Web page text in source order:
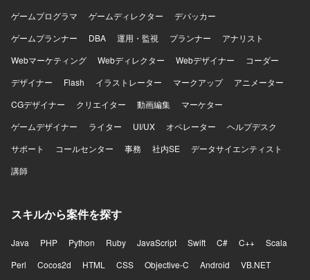
ゲームプログラマ
ゲームディレクター
デバッカー
ゲームプランナー
DBA 運用・監視 プランナー
アナリスト
Webマーケティング
Webディレクター Webデザイナー
コーダー
デザイナー
Flash イラストレーター マークアップ
アニメーター
CGデザイナー
クリエイター 動画編集
マーケター
ゲームデザイナー
ライター UI/UX オペレーター
ヘルプデスク
サポート
コールセンター 事務 社内SE
データサイエンティスト
講師
スキルから案件を探す
Java PHP Python Ruby JavaScript Swift C# C++
Scala
Perl
Cocos2d HTML CSS Objective-C Android
VB.NET